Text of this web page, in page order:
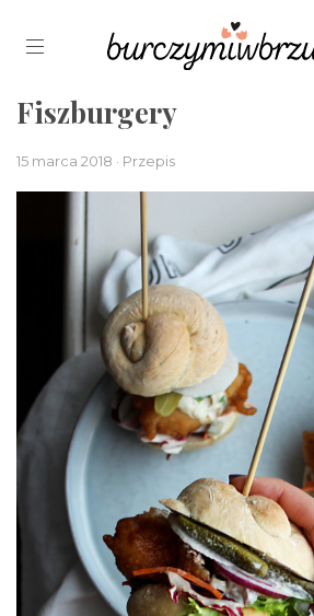
Fiszburgery
15 marca 2018 · Przepis